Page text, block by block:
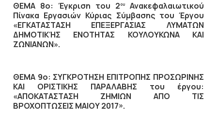
ΘΕΜΑ 8ο: Έγκριση του 2ου
Ανακεφαλαιωτικού
Πίνακα Εργασιών Κύριας Σύμβασης του Έργου
«ΕΓΚΑΤΑΣΤΑΣΗ ΕΠΕΞΕΡΓΑΣΙΑΣ ΛΥΜΑΤΩΝ
ΔΗΜΟΤΙΚΉΣ ΕΝΟΤΗΤΑΣ ΚΟΥΛΟΥΚΩΝΑ ΚΑΙ
ΖΩΝΙΑΝΩΝ».
ΘΕΜΑ 9ο: ΣΥΓΚΡΟΤΗΣΗ ΕΠΙΤΡΟΠΗΣ ΠΡΟΣΩΡΙΝΗΣ
ΚΑΙ ΟΡΙΣΤΙΚΗΣ ΠΑΡΑΛΑΒΗΣ του έργου:
«ΑΠΟΚΑΤΑΣΤΑΣΗ ΖΗΜΙΩΝ ΑΠΟ ΤΙΣ
ΒΡΟΧΟΠΤΩΣΕΙΣ ΜΑΙΟΥ 2017».